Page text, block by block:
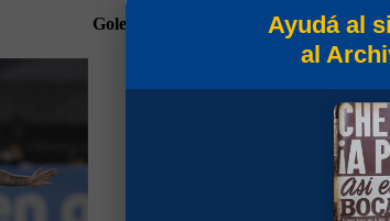
Goles Campeonato
Copa Libertadores 2019
Ayudá al
al